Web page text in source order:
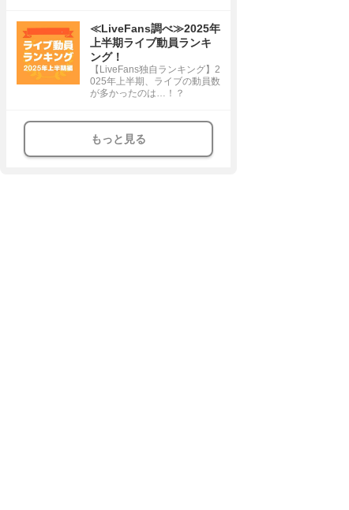
≪LiveFans調べ≫2025年
上半期ライブ動員ランキ
ング！
【LiveFans独自ランキング】2
025年上半期、ライブの動員数
が多かったのは…！？
もっと見る